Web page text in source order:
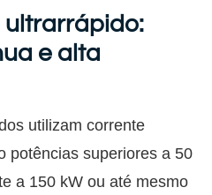
e alta
utilizam corrente
potências superiores a 50
a 150 kW ou até mesmo